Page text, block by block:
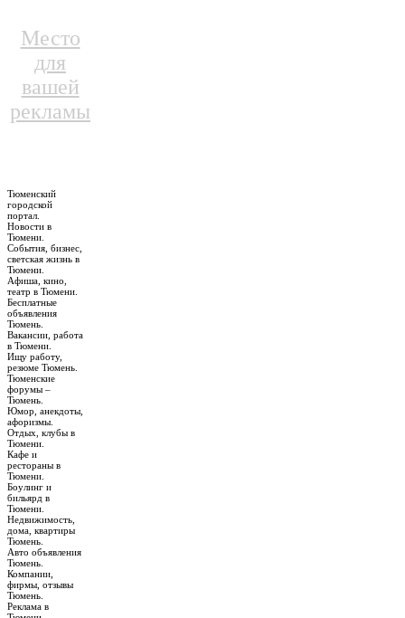
Место
для
вашей
рекламы
Тюменский
городской
портал.
Новости в
Тюмени.
События, бизнес,
светская жизнь в
Тюмени.
Афиша, кино,
театр в Тюмени.
Бесплатные
объявления
Тюмень.
Вакансии, работа
в Тюмени.
Ищу работу,
резюме Тюмень.
Тюменские
форумы –
Тюмень.
Юмор, анекдоты,
афоризмы.
Отдых, клубы в
Тюмени.
Кафе и
рестораны в
Тюмени.
Боулинг и
бильярд в
Тюмени.
Недвижимость,
дома, квартиры
Тюмень.
Авто объявления
Тюмень.
Компании,
фирмы, отзывы
Тюмень.
Реклама в